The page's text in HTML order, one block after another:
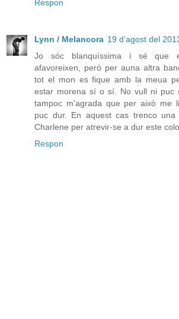
Respon
Lynn / Melancora 19 d’agost del
Jo sóc blanquíssima i sé que
afavoreixen, però per auna altra
tot el mon es fique amb la meua
estar morena sí o sí. No vull ni puc
tampoc m'agrada que per això me
puc dur. En aquest cas trenco
Charlene per atrevir-se a dur este
Respon